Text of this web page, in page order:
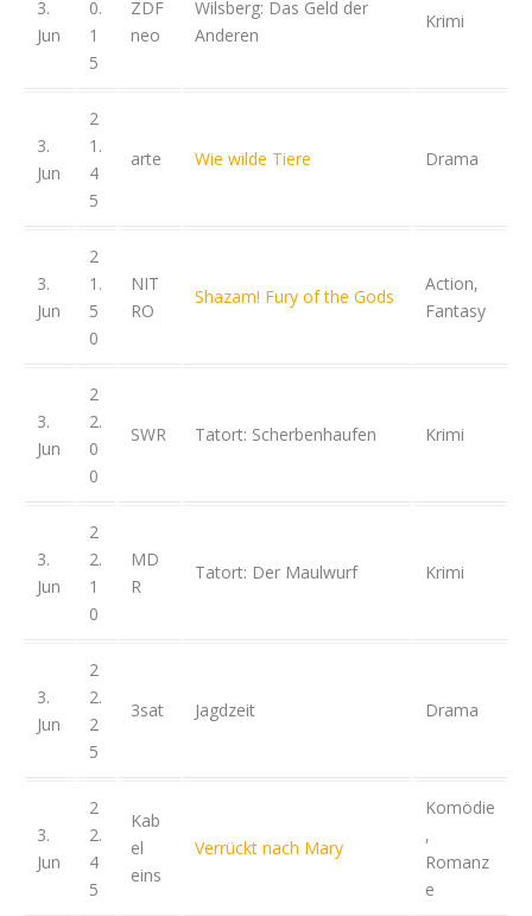
3.
Jun
0.
1
5
ZDF
neo
Wilsberg: Das Geld der
Anderen
Krimi
3.
Jun
2
1.
4
5
arte Wie wilde Tiere Drama
3.
Jun
2
1.
5
0
NIT
RO
Shazam! Fury of the Gods
Action,
Fantasy
3.
Jun
2
2.
0
0
SWR Tatort: Scherbenhaufen Krimi
3.
Jun
2
2.
1
0
MD
R
Tatort: Der Maulwurf Krimi
3.
Jun
2
2.
2
5
3sat Jagdzeit Drama
3.
Jun
2
2.
4
5
Kab
el
eins
Verrückt nach Mary
Komödie
,
Romanz
e